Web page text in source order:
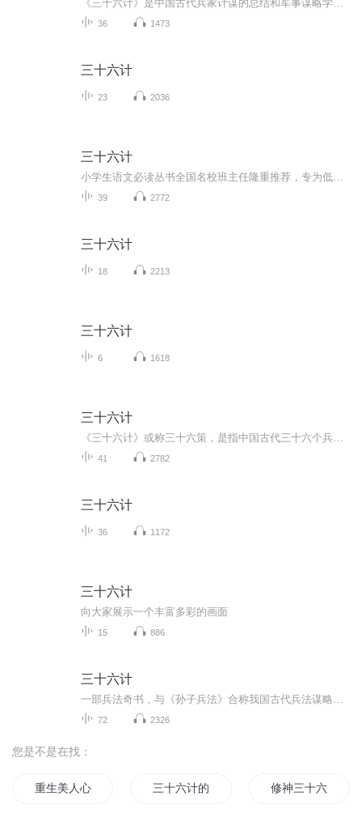
36 1473
三十六计
23 2036
三十六计
39 2772
三十六计
18 2213
三十六计
6 1618
三十六计
41 2782
三十六计
36 1172
三十六计
向大家展示一个丰富多彩的画面
15 886
三十六计
72 2326
您是不是在找：
重生美人心计 三十六计的传说 修神三十六计